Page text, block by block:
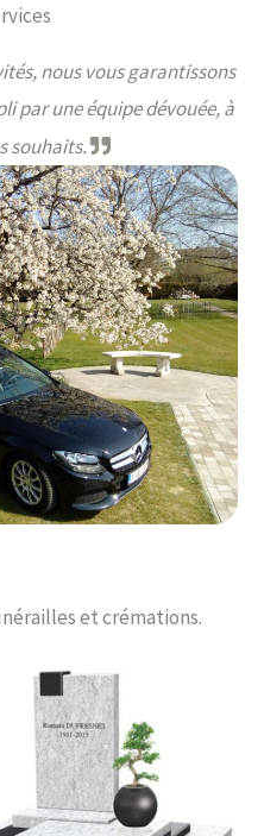
nous vous garantissons
par une équipe dévouée, à
souhaits.
et crémations.